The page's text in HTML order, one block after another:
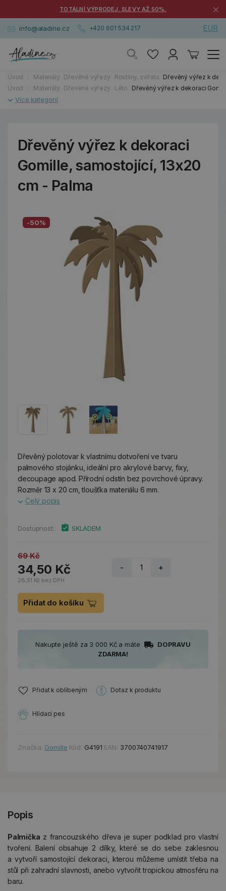
TOTÁLNÍ VÝPRODEJ. SLEVY AŽ 50%. ×
info@aladine.cz +420 601 534 217 EUR
Úvod Materiály Dřevěné výřezy Rostliny, zvířata Dřevěný výřez k
Úvod
Materiály Dřevěné výřezy Léto Dřevěný výřez k dekoraci
Dřevěný výřez k dekoraci
Gomille, samostojící, 13x20
cm - Palma
-50%
Dřevěný polotovar k vlastnímu dotvoření ve tvaru
palmového stojánku, ideální pro akrylové barvy, fixy,
decoupage apod. Přírodní odstín bez povrchové úpravy.
Rozměr 13 x 20 cm, tloušťka materiálu 6 mm.
Celý popis
Dostupnost: SKLADEM
69 Kč
34,50 Kč
28,51 Kč bez DPH
- +
Přidat do košíku
Nakupte ještě za 3 000 Kč a máte
DOPRAVU
ZDARMA!
Přidat k oblíbeným Dotaz k produktu
Hlídací pes
Značka: Gomille Kód: G4191 EAN: 3700740741917
Popis
Palmička z francouzského dřeva je super podklad pro vlastní
tvoření. Balení obsahuje 2 dílky, které se do sebe zaklesnou
a vytvoří samostojící dekoraci, kterou můžeme umístit třeba na
stůl při zahradní slavnosti, anebo vytvořit tropickou atmosféru na
baru.